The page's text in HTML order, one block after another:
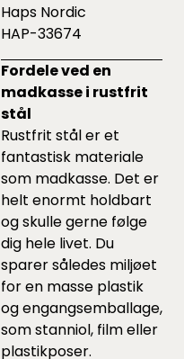
Haps Nordic
HAP-33674
Fordele ved en
madkasse i rustfrit
stål
Rustfrit stål er et
fantastisk materiale
som madkasse. Det er
helt enormt holdbart
og skulle gerne følge
dig hele livet. Du
sparer således miljøet
for en masse plastik
og engangsemballage,
som stanniol, film eller
plastikposer.